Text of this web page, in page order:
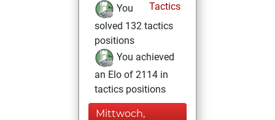
Tactics
You
solved 132 tactics
positions
You achieved
an Elo of 2114 in
tactics positions
Mittwoch,